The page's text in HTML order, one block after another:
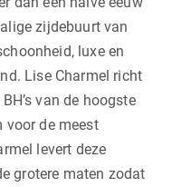
zijdebuurt van
luxe en
Lise Charmel richt
van de hoogste
voor de meest
levert deze
grotere maten zodat